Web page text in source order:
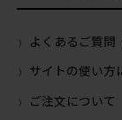
よくあるご質問
サイトの使い方
ご注文について